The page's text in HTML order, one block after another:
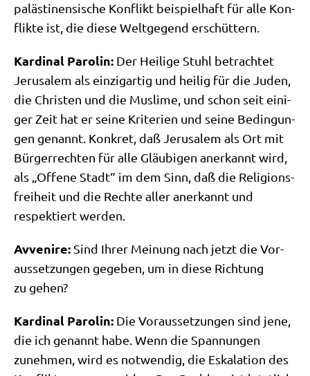
palä­sti­nen­si­sche Kon­flikt bei­spiel­haft für alle Kon­
flik­te ist, die die­se Welt­ge­gend erschüttern.
Kar­di­nal Paro­lin: Der Hei­li­ge Stuhl betrach­tet
Jeru­sa­lem als ein­zig­ar­tig und hei­lig für die Juden,
die Chri­sten und die Mus­li­me, und schon seit eini­
ger Zeit hat er sei­ne Kri­te­ri­en und sei­ne Bedin­gun­
gen genannt. Kon­kret, daß Jeru­sa­lem als Ort mit
Bür­ger­rech­ten für alle Gläu­bi­gen aner­kannt wird,
als „Offe­ne Stadt“ im dem Sinn, daß die Reli­gi­ons­
frei­heit und die Rech­te aller aner­kannt und
respek­tiert werden.
Avve­ni­re:Sind Ihrer Mei­nung nach jetzt die Vor­
aus­set­zun­gen gege­ben, um in die­se Rich­tung
zu gehen?
Kar­di­nal Paro­lin: Die Vor­aus­set­zun­gen sind jene,
die ich genannt habe. Wenn die Span­nun­gen
zuneh­men, wird es not­wen­dig, die Eska­la­ti­on des